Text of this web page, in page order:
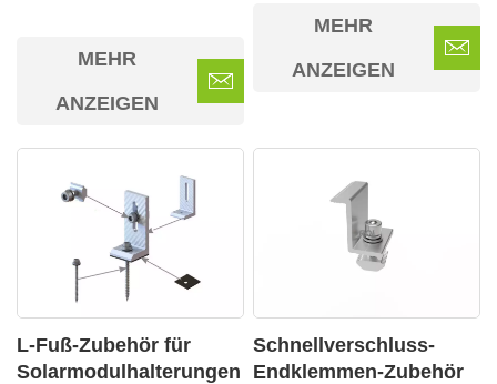
MEHR
ANZEIGEN
MEHR
ANZEIGEN
L-Fuß-Zubehör für
Solarmodulhalterungen
Schnellverschluss-
Endklemmen-Zubehör